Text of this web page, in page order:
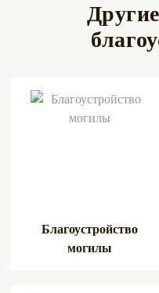
Благоустройство
могилы